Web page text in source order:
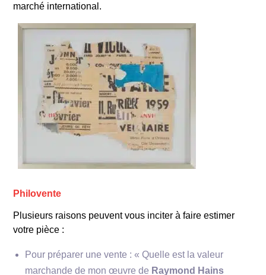
marché international.
Philovente
Plusieurs raisons peuvent vous inciter à faire estimer
votre pièce :
Pour préparer une vente : « Quelle est la valeur
marchande de mon œuvre de Raymond Hains